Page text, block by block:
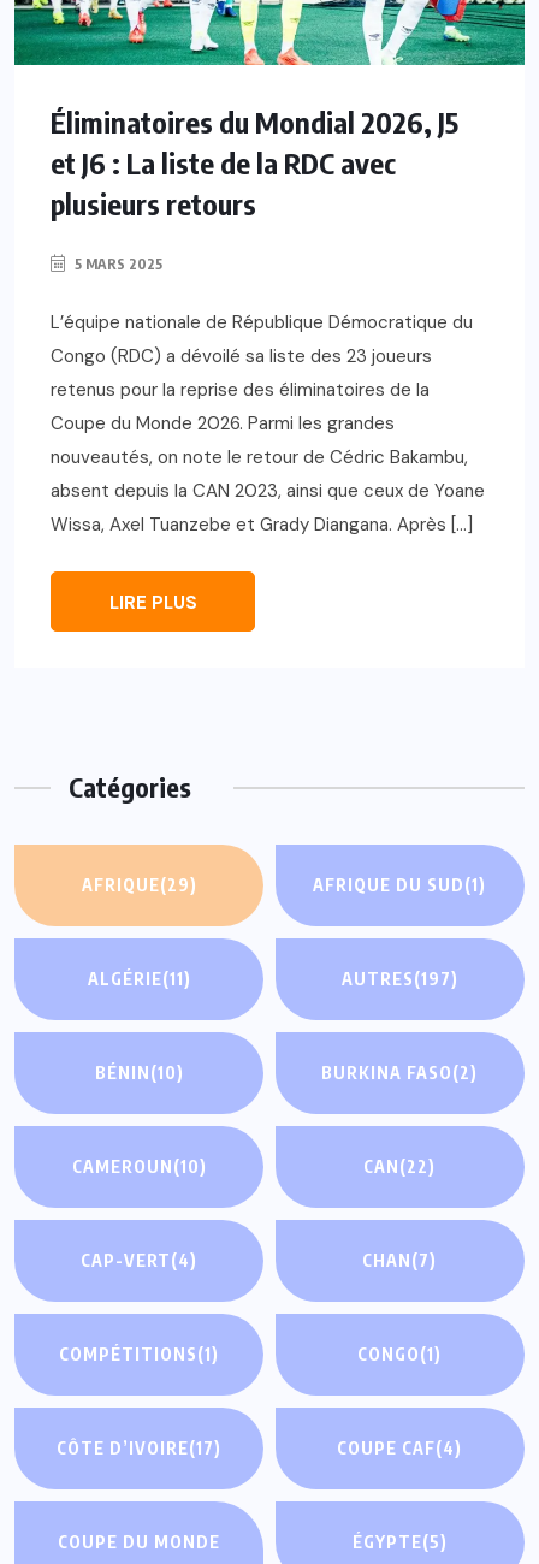
Éliminatoires du Mondial 2026, J5
et J6 : La liste de la RDC avec
plusieurs retours
5 MARS 2025
L’équipe nationale de République Démocratique du
Congo (RDC) a dévoilé sa liste des 23 joueurs
retenus pour la reprise des éliminatoires de la
Coupe du Monde 2026. Parmi les grandes
nouveautés, on note le retour de Cédric Bakambu,
absent depuis la CAN 2023, ainsi que ceux de Yoane
Wissa, Axel Tuanzebe et Grady Diangana. Après […]
LIRE PLUS
Catégories
AFRIQUE(29) AFRIQUE DU SUD(1)
ALGÉRIE(11) AUTRES(197)
BÉNIN(10) BURKINA FASO(2)
CAMEROUN(10) CAN(22)
CAP-VERT(4) CHAN(7)
COMPÉTITIONS(1) CONGO(1)
CÔTE D’IVOIRE(17) COUPE CAF(4)
COUPE DU MONDE
ÉGYPTE(5)